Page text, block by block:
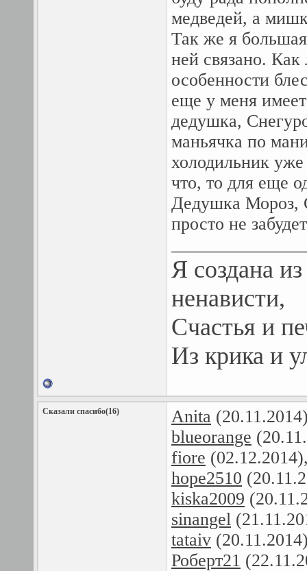
медведей, а
Так же я
ней связано.
особенности
еще у меня
дедушка,
маньячка по
холодильник
что, то для еще
Дедушка Мороз,
просто не
Я создана
ненависти,
Счастья и
Из крика и
Сказали спасибо(16) Anita
blueorange
fiore
hope2510
kiska2009
sinangel
tataiv
Роберт21